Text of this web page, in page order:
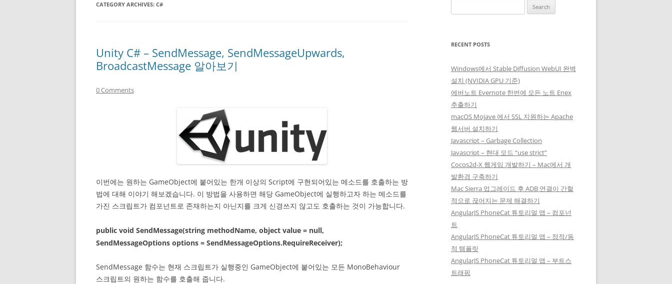
CATEGORY ARCHIVES: C#
Unity C# – SendMessage, SendMessageUpwards,
BroadcastMessage 알아보기
0 Comments
이번에는 원하는 GameObject에 붙어있는 한개 이상의 Script에 구현되어있는 메소드를 호출하는 방
법에 대해 이야기 해보겠습니다. 이 방법을 사용하면 해당 GameObject에 실행하고자 하는 메소드를
가진 스크립트가 컴포넌트로 존재하는지 아닌지를 크게 신경쓰지 않고도 호출하는 것이 가능합니다.
public void SendMessage(string methodName, object value = null,
SendMessageOptions options = SendMessageOptions.RequireReceiver);
SendMessage 함수는 현재 스크립트가 실행중인 GameObject에 붙어있는 모든 MonoBehaviour
스크립트의 원하는 함수를 호출해 줍니다.
for:
RECENT POSTS
Windows에서 Stable Diffusion WebUI 완벽
설치 (NVIDIA GPU 기준)
에버노트 Evernote 한번에 모든 노트 Enex
추출하기
macOS Mojave 에서 SSL 지원하는 Apache
웹서버 설치하기
Javascript – Garbage Collection
Javascript – 현대 모드 “use strict”
Cocos2d-X 웹게임 개발하기 – Mac에서 개
발환경 구축하기
Mac Sierra 업그레이드 후 ADB 연결이 간헐
적으로 끊어지는 문제 해결하기
AngularJS PhoneCat 튜토리얼 앱 – 컴포넌
트
AngularJS PhoneCat 튜토리얼 앱 – 정적/동
적 템플릿
AngularJS PhoneCat 튜토리얼 앱 – 부트스
트래핑